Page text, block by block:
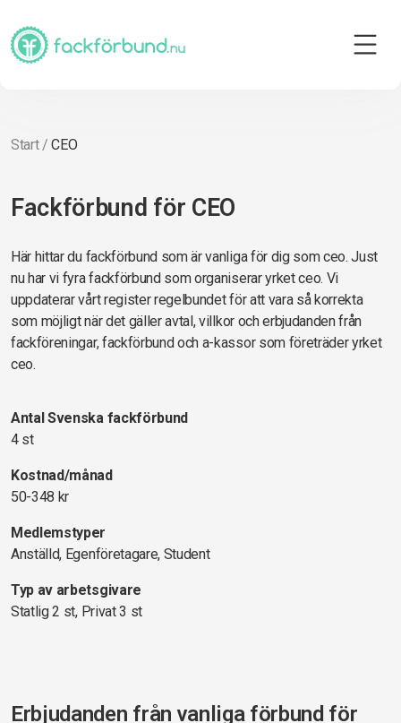
Start/CEO
Fackförbund för CEO
Här hittar du fackförbund som är vanliga för dig som ceo. Just
nu har vi fyra fackförbund som organiserar yrket ceo. Vi
uppdaterar vårt register regelbundet för att vara så korrekta
som möjligt när det gäller avtal, villkor och erbjudanden från
fackföreningar, fackförbund och a-kassor som företräder yrket
ceo.
Antal Svenska fackförbund
4 st
Kostnad/månad
50-348 kr
Medlemstyper
Anställd, Egenföretagare, Student
Typ av arbetsgivare
Statlig 2 st, Privat 3 st
Erbjudanden från vanliga förbund för